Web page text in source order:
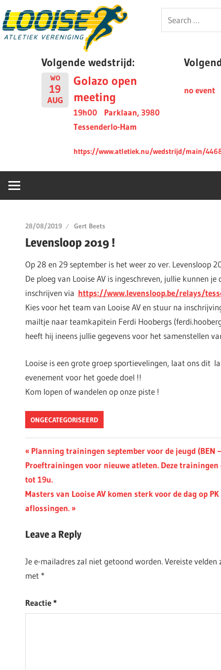
to
content
Looise
Search
for:
Volgende wedstrijd:
WO
19
AUG
Golazo open
meeting
19h00
Parklaan, 3980
Tessenderlo-Ham
https://www.atletiek.nu/wedstrijd/main/
no event
28/08/2019 Gert Beets
Levensloop 2019 !
Op 28 en 29 september is het weer zo ver. Levensloop
De ploeg van Looise AV is ingeschreven, jullie kunnen
inschrijven via https://www.levensloop.be/relays/
Kies voor het team van Looise AV en stuur na
mailtje naar teamkapitein Ferdi Hoobergs
heeft hij ineens jullie gegevens voor het samenstellen
Looise is een grote groep sportievelingen, laat ons dit
evenement voor het goede doel !!
Kom lopen of wandelen op onze piste !
ONGECATEGORISEERD
Berichtnavigatie
Previous
Post:
Planning trainingen september voor de jeugd (BEN
Proeftrainingen voor nieuwe atleten. Deze
tot 19u.
Next
Post:
Masters van Looise AV komen sterk voor de dag op
aflossingen.
Leave a Reply
Je e-mailadres zal niet getoond worden.Vereiste velden
met *
Reactie*